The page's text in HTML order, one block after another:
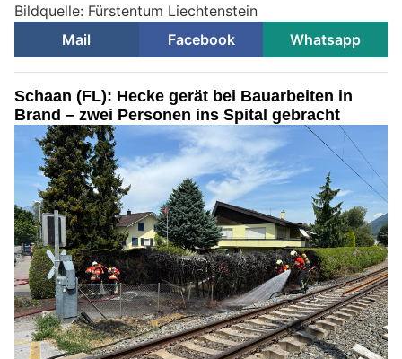
Bildquelle: Fürstentum Liechtenstein
Mail
Facebook Whatsapp
Schaan (FL): Hecke gerät bei Bauarbeiten in
Brand – zwei Personen ins Spital gebracht